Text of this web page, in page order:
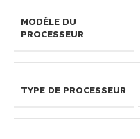
MODÉLE DU
PROCESSEUR
TYPE DE PROCESSEUR